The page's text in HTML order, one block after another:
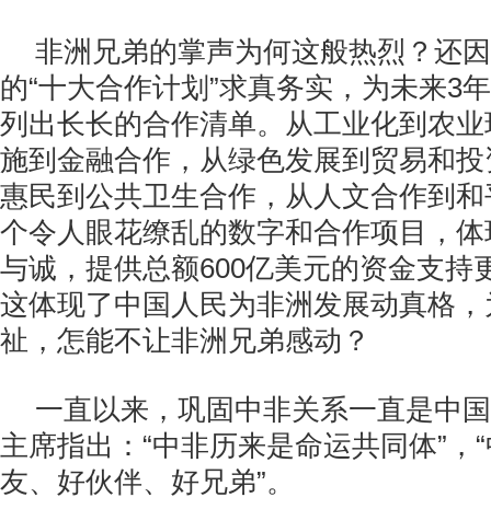
非洲兄弟的掌声为何这般热烈？还
的“十大合作计划”求真务实，为未来3
列出长长的合作清单。从工业化到农
施到金融合作，从绿色发展到贸易和
惠民到公共卫生合作，从人文合作到
个令人眼花缭乱的数字和合作项目，
与诚，提供总额600亿美元的资金支持
这体现了中国人民为非洲发展动真格
祉，怎能不让非洲兄弟感动？
一直以来，巩固中非关系一直是中
主席指出：“中非历来是命运共同体”，
友、好伙伴、好兄弟”。